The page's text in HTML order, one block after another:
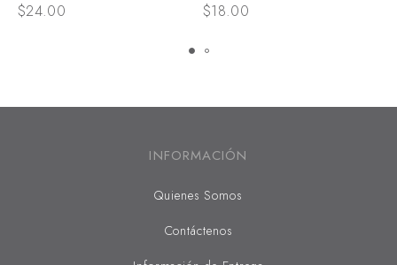
$24.00 $18.00
INFORMACIÓN
Quienes Somos
Contáctenos